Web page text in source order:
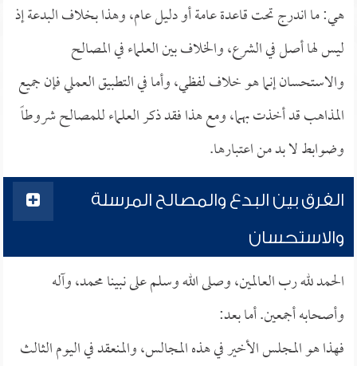
هي: ما اندرج تحت قاعدة عامة أو دليل عام، وهذا بخلاف البدعة إذ
ليس لها أصل في الشرع، والخلاف بين العلماء في المصالح
والاستحسان إنما هو خلاف لفظي، وأما في التطبيق العملي فإن جميع
المذاهب قد أخذت بهما، ومع هذا فقد ذكر العلماء للمصالح شروطاً
وضوابط لا بد من اعتبارها.
الفرق بين البدع والمصالح المرسلة
والاستحسان
الحمد لله رب العالمين، وصلى الله وسلم على نبينا محمد، وآله
وأصحابه أجمعين. أما بعد:
فهذا هو المجلس الأخير في هذه المجالس، والمنعقد في اليوم الثالث